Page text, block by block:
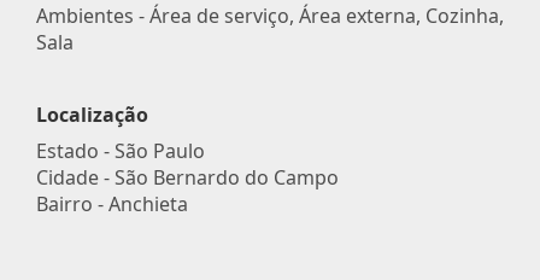
Ambientes - Área de serviço, Área externa, Cozinha,
Sala
Localização
Estado -São Paulo
Cidade -São Bernardo do Campo
Bairro -Anchieta